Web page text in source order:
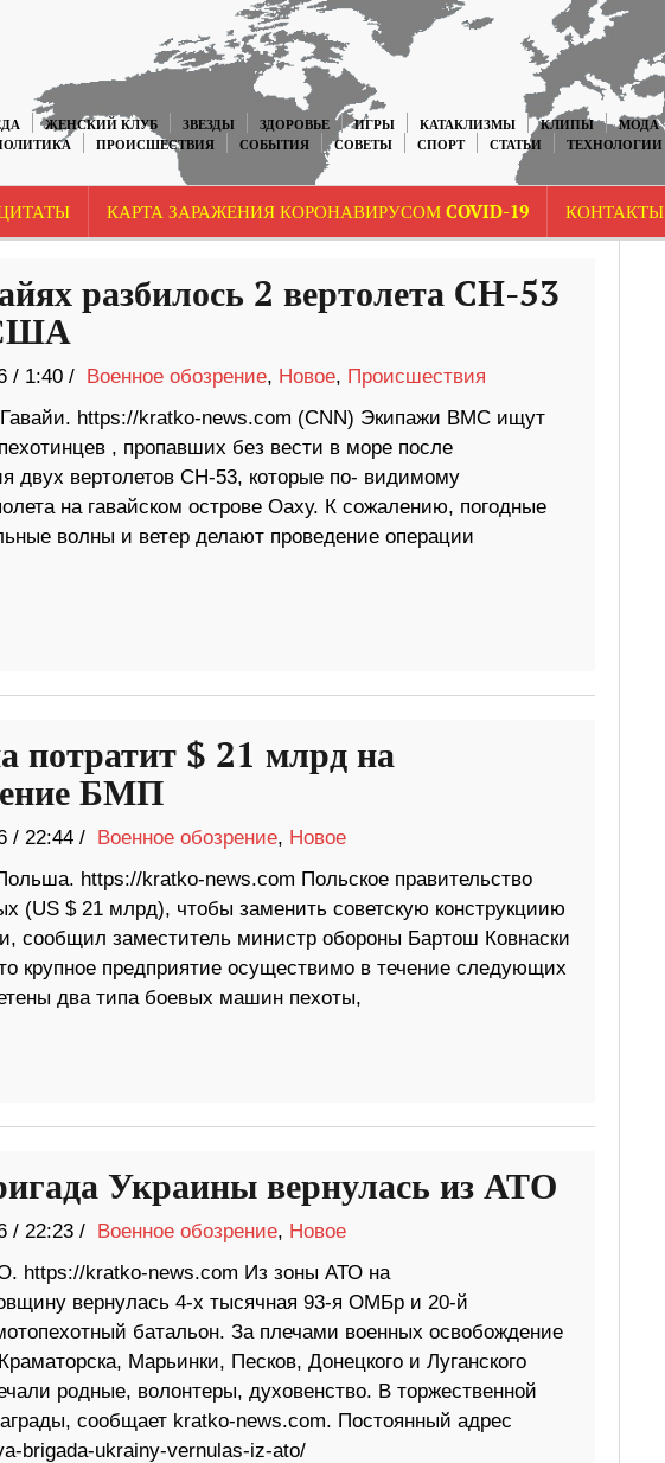
ЖЕНСКИЙ КЛУБ ЗВЕЗДЫ ЗДОРОВЬЕ ИГРЫ КАТАКЛИЗМЫ КЛИПЫ МОДА
ПРОИСШЕСТВИЯ СОБЫТИЯ СОВЕТЫ СПОРТ СТАТЬИ ТЕХНОЛОГИИ
КАРТА ЗАРАЖЕНИЯ КОРОНАВИРУСОМ COVID-19 КОНТАКТЫ
разбилось 2 вертолета CH-53
/ 1:40 / Военное обозрение, Новое, Происшествия
https://kratko-news.com (CNN) Экипажи ВМС ищут
, пропавших без вести в море после
двух вертолетов CH-53, которые по- видимому
на гавайском острове Оаху. К сожалению, погодные
волны и ветер делают проведение операции
потратит $ 21 млрд на
БМП
/ 22:44 / Военное обозрение, Новое
https://kratko-news.com Польское правительство
(US $ 21 млрд), чтобы заменить советскую конструкциию
заместитель министр обороны Бартош Ковнаски
крупное предприятие осуществимо в течение следующих
два типа боевых машин пехоты,
Украины вернулась из АТО
/ 22:23 / Военное обозрение, Новое
https://kratko-news.com Из зоны АТО на
вернулась 4-х тысячная 93-я ОМБр и 20-й
батальон. За плечами военных освобождение
Марьинки, Песков, Донецкого и Луганского
родные, волонтеры, духовенство. В торжественной
сообщает kratko-news.com. Постоянный адрес
brigada-ukrainy-vernulas-iz-ato/